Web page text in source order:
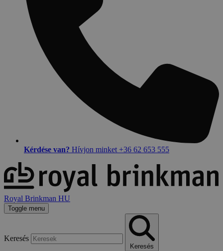
Kérdése van? Hívjon minket +36 62 653 555
Royal Brinkman HU
Toggle menu
Keresés
Keresés